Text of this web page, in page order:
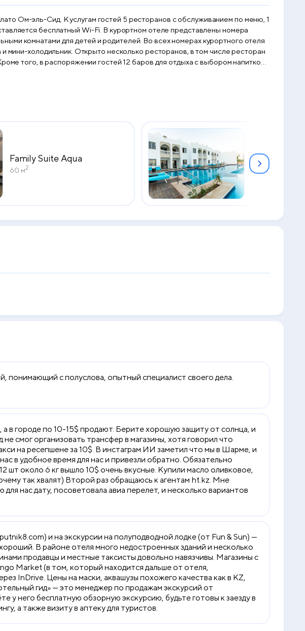
Ом-эль-Сид. К услугам гостей 5 ресторанов с обслуживанием по меню, 1
отеле представлены номера
комнатами для детей и родителей. Во всех номерах курортного отеля
в том числе ресторан
того, в распоряжении гостей 12 баров для отдыха с выбором напитков.
Шарм-эль-Шейх. На территории обустроена бесплатная парковка.
с Posh.
Family Suite Aqua
60 м2
Deluxe
40 м2
с полуслова, опытный специалист своего дела.
в городе по 10-15$ продают. Берите хорошую защиту от солнца, и
смог организовать трансфер в магазины, хотя говорил что
на ресепшене за 10$. В инстаграм ИИ заметил что мы в Шарме, и
в удобное время для нас и привезли обратно. Обязательно
шт около 6 кг вышло 10$ очень вкусные. Купили масло оливковое,
так хвалят) Второй раз обращаюсь к агентам ht.kz. Мне
нас дату, посоветовала авиа перелет, и несколько вариантов
и на экскурсии на полуподводной лодке (от Fun & Sun) —
В районе отеля много недостроенных зданий и несколько
продавцы и местные таксисты довольно навязчивы. Магазины с
Market (в том, который находится дальше от отеля,
InDrive. Цены на маски, аквашузы похожего качества как в KZ,
гид» — это менеджер по продажам экскурсий от
у него бесплатную обзорную экскурсию, будьте готовы к заезду в
а также визиту в аптеку для туристов.